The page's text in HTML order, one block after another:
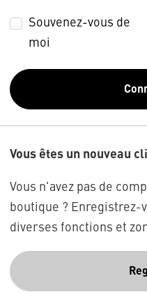
Souvenez-vous de
moi
Vous êtes un nouveau
Vous n'avez pas de
boutique ? Enregistrez-
diverses fonctions et